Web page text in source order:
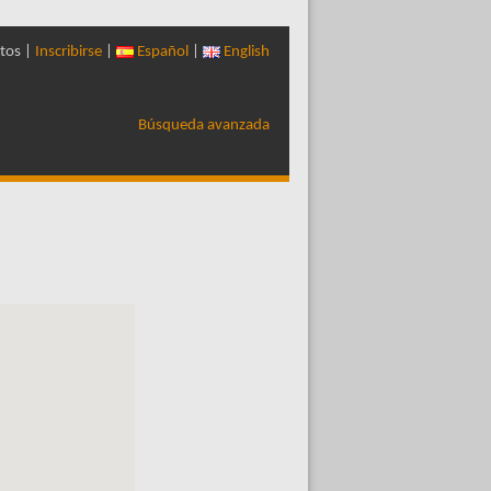
| Inscribirse Español English
Búsqueda avanzada